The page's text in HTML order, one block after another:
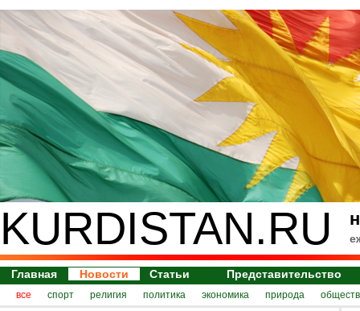
KURDISTAN.RU
Главная Новости Статьи Представительство
все спорт религия политика экономика природа